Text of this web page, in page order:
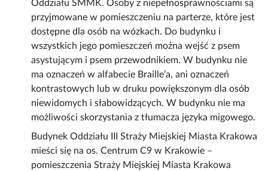
Oddziału SMMK. Osoby z niepełnosprawnościami są
przyjmowane w pomieszczeniu na parterze, które jest
dostępne dla osób na wózkach. Do budynku i
wszystkich jego pomieszczeń można wejść z psem
asystującym i psem przewodnikiem. W budynku nie
ma oznaczeń w alfabecie Braille’a, ani oznaczeń
kontrastowych lub w druku powiększonym dla osób
niewidomych i słabowidzących. W budynku nie ma
możliwości skorzystania z tłumacza języka migowego.
Budynek Oddziału III Straży Miejskiej Miasta Krakowa
mieści się na os. Centrum C9 w Krakowie –
pomieszczenia Straży Miejskiej Miasta Krakowa